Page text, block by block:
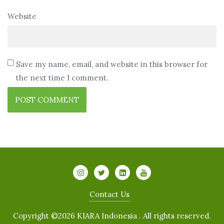
Website
Save my name, email, and website in this browser for
the next time I comment.
Contact Us
Copyright ©2026 KIARA Indonesia . All rights reserved.